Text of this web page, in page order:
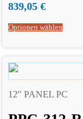
839,05 €
Optionen wählen
12" PANEL PC